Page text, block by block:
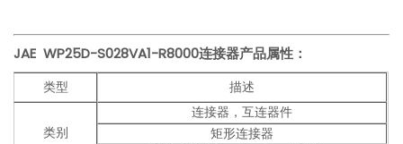
JAE WP25D-S028VA1-R8000连接器产品属性：
类型 描述
类别
连接器，互连器件
矩形连接器